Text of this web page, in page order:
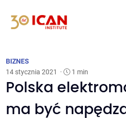
BIZNES
14 stycznia 2021
· 1 min
Polska
ma być